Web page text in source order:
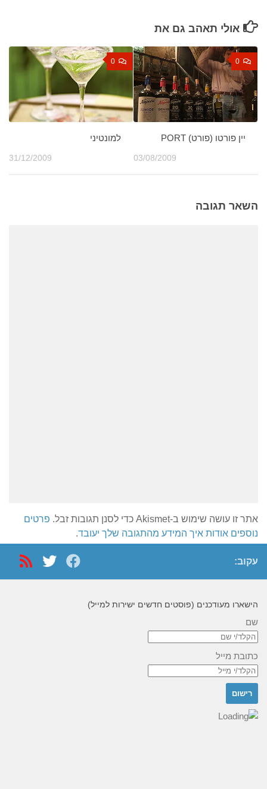
אולי תאהב גם את
0
למונטיני
31/12/2009
0
יין פורטו (פורט) PORT
03/08/2009
השאר תגובה
אתר זו עושה שימוש ב-Akismet כדי לסנן תגובות זבל.
פרטים
נוספים אודות איך המידע מהתגובה שלך יעובד.
עקוב:
הישארו מעודכנים (פוסטים חדשים ישירות למייל)
שם
כתובת מייל